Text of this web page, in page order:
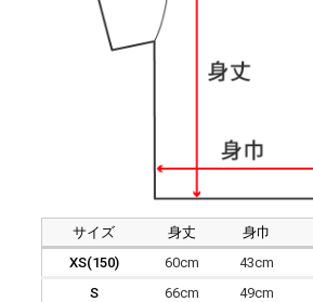
サイズ 身丈 身巾
XS(150)
60cm 43cm
S
66cm 49cm